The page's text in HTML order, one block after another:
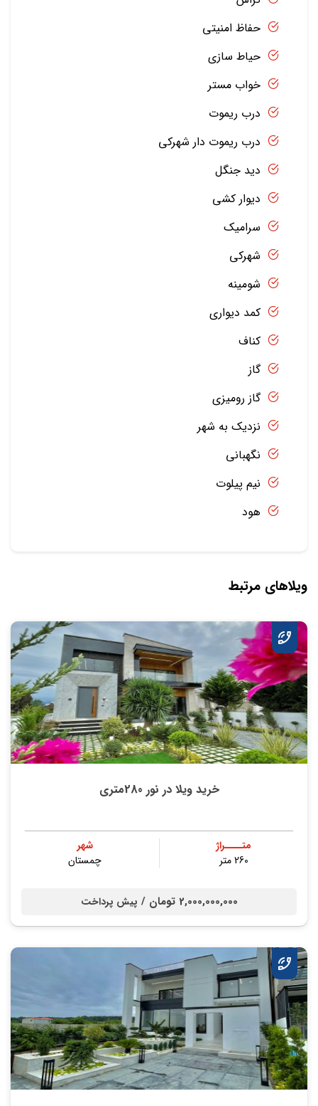
حفاظ امنیتی
حیاط سازی
خواب مستر
درب ریموت
درب ریموت دار شهرکی
دید جنگل
دیوار کشی
سرامیک
شهرکی
شومینه
کمد دیواری
کناف
گاز
گاز رومیزی
نزدیک به شهر
نگهبانی
نیم پیلوت
هود
ویلاهای مرتبط
خرید ویلا در نور 280متری
متــــراژ
260 متر
شهر
چمستان
2,000,000,000 تومان / پیش پرداخت